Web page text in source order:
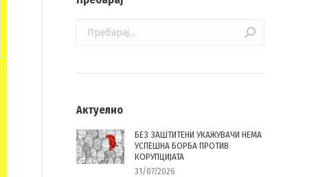
Актуелно
БЕЗ ЗАШТИТЕНИ УКАЖУВАЧИ НЕМА
УСПЕШНА БОРБА ПРОТИВ
КОРУПЦИЈАТА
31/07/2026